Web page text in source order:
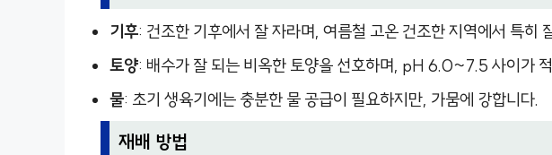
기후: 건조한 기후에서 잘 자라며, 여름철 고온 건조한 지역에서 특히
토양: 배수가 잘 되는 비옥한 토양을 선호하며, pH 6.0~7.5 사이가
물: 초기 생육기에는 충분한 물 공급이 필요하지만, 가뭄에 강합니다.
재배 방법